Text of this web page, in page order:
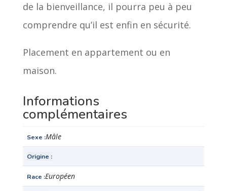
de la bienveillance, il pourra peu à peu
comprendre qu’il est enfin en sécurité.
Placement en appartement ou en
maison.
Informations
complémentaires
Sexe Mâle
Origine
Race Européen